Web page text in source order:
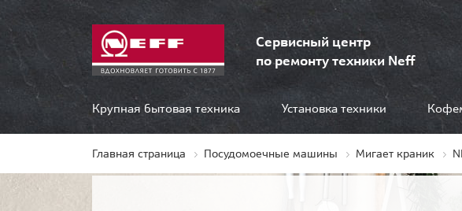
Сервисный центр
по ремонту техники Neff
Крупная бытовая техника Установка техники
Главная страница Посудомоечные машины Мигает краник